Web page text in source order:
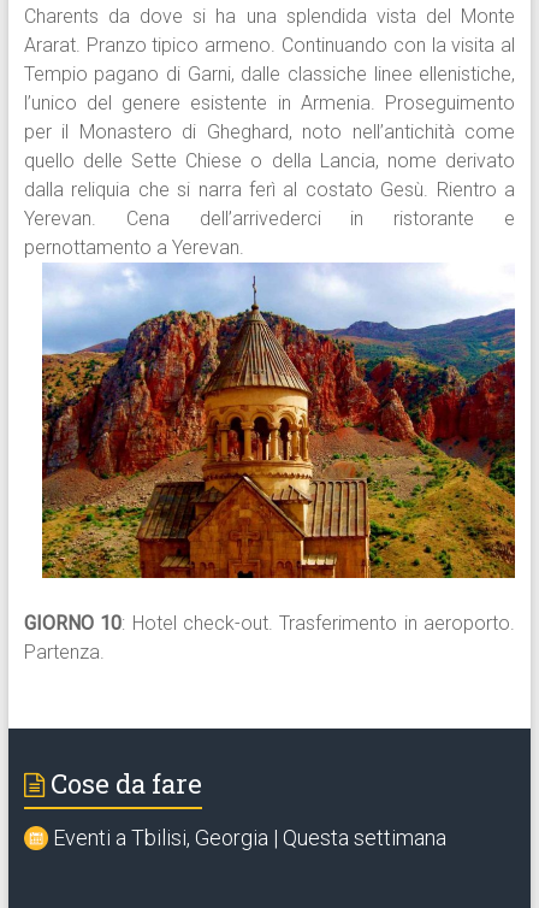
Charents da dove si ha una splendida vista del Monte
Ararat. Pranzo tipico armeno. Continuando con la visita al
Tempio pagano di Garni, dalle classiche linee ellenistiche,
l’unico del genere esistente in Armenia. Proseguimento
per il Monastero di Gheghard, noto nell’antichità come
quello delle Sette Chiese o della Lancia, nome derivato
dalla reliquia che si narra ferì al costato Gesù. Rientro a
Yerevan. Cena dell’arrivederci in ristorante e
pernottamento a Yerevan.
GIORNO 10: Hotel check-out. Trasferimento in aeroporto.
Partenza.
Cose da fare
Eventi a Tbilisi, Georgia | Questa settimana